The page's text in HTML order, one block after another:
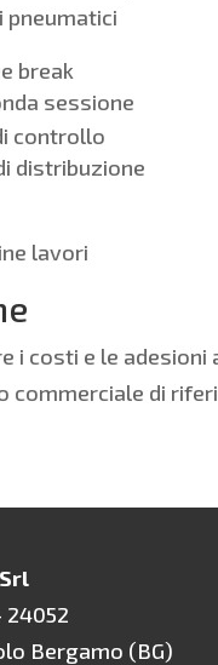
break
sessione
controllo
distribuzione
lavori
i costi e le adesioni
commerciale di
24052
Bergamo (BG)